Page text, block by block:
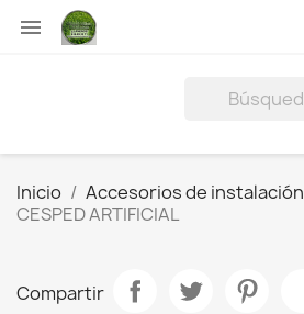

Inicio Accesorios de instalación
CESPED ARTIFICIAL
Compartir